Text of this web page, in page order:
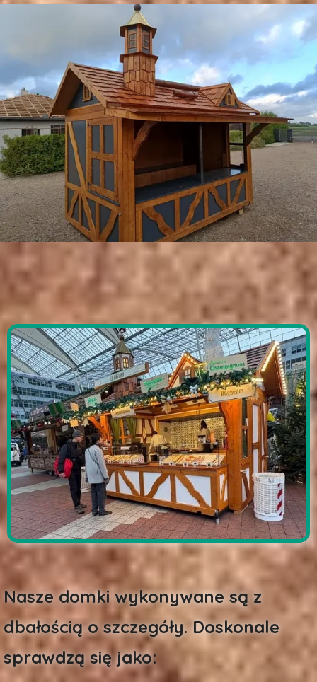
Nasze domki wykonywane są z
dbałością o szczegóły. Doskonale
sprawdzą się jako: